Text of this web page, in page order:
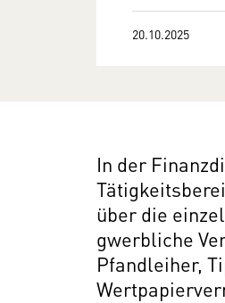
20.10.2025
In der
über die
gwerbliche
Pfandleiher,